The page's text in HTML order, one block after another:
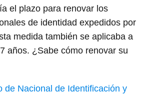
el plazo para renovar los
de identidad expedidos por
medida también se aplicaba a
años. ¿Sabe cómo renovar su
de Nacional de Identificación y